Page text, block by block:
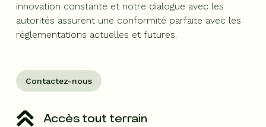
innovation constante et notre dialogue avec les
autorités assurent une conformité parfaite avec les
réglementations actuelles et futures.
Contactez-nous
Accès tout terrain